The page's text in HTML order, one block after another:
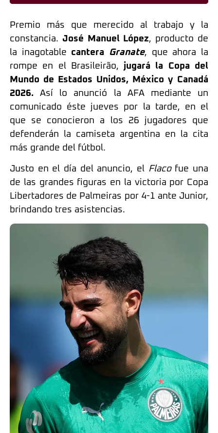
Premio más que merecido al trabajo y la
constancia. José Manuel López, producto de
la inagotable cantera Granate, que ahora la
rompe en el Brasileirão, jugará la Copa del
Mundo de Estados Unidos, México y Canadá
2026. Así lo anunció la AFA mediante un
comunicado éste jueves por la tarde, en el
que se conocieron a los 26 jugadores que
defenderán la camiseta argentina en la cita
más grande del fútbol.
Justo en el día del anuncio, el Flacofue una
de las grandes figuras en la victoria por Copa
Libertadores de Palmeiras por 4-1 ante Junior,
brindando tres asistencias.